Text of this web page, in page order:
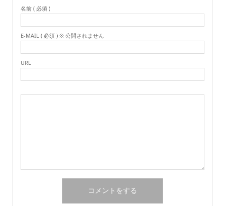
名前 ( 必須 )
E-MAIL ( 必須 ) ※ 公開されません
URL